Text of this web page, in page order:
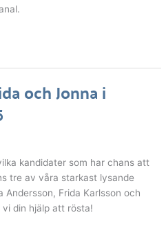
och Jonna i
kandidater som har chans att
tre av våra starkast lysande
Frida Karlsson och
vi din hjälp att rösta!